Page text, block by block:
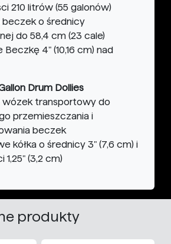
210 litrów (55 galonów)
beczek o średnicy
do 58,4 cm (23 cale)
4" (10,16 cm) nad
Drum Dollies
wózek transportowy do
przemieszczania i
beczek
kółka o średnicy 3" (7,6 cm) i
1,25" (3,2 cm)
produkty